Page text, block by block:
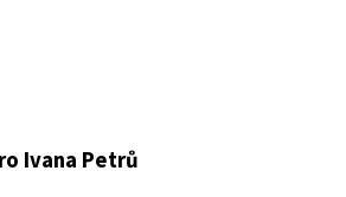
Ivana Petrů